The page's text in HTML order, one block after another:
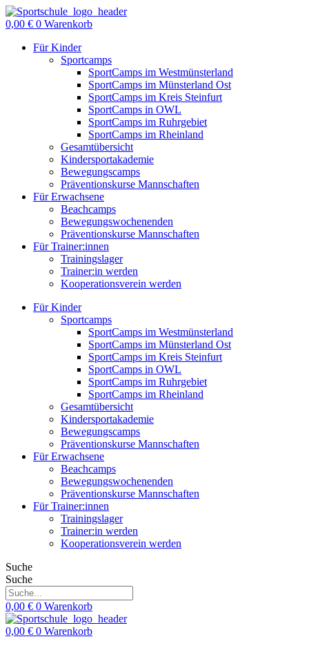
Zum
Inhalt
0,00 € 0 Warenkorb
Für Kinder
Sportcamps
SportCamps im Westmünsterland
SportCamps im Münsterland Ost
SportCamps im Kreis Steinfurt
SportCamps in OWL
SportCamps im Ruhrgebiet
SportCamps im Rheinland
Gesamtübersicht
Kindersportakademie
Bewegungscamps
Präventionskurse Mannschaften
Für Erwachsene
Beachcamps
Bewegungswochenenden
Präventionskurse Mannschaften
Für Trainer:innen
Trainingslager
Trainer:in werden
Kooperationsverein werden
Für Kinder
Sportcamps
SportCamps im Westmünsterland
SportCamps im Münsterland Ost
SportCamps im Kreis Steinfurt
SportCamps in OWL
SportCamps im Ruhrgebiet
SportCamps im Rheinland
Gesamtübersicht
Kindersportakademie
Bewegungscamps
Präventionskurse Mannschaften
Für Erwachsene
Beachcamps
Bewegungswochenenden
Präventionskurse Mannschaften
Für Trainer:innen
Trainingslager
Trainer:in werden
Kooperationsverein werden
Suche
Suche
0,00 € 0 Warenkorb
0,00 € 0 Warenkorb